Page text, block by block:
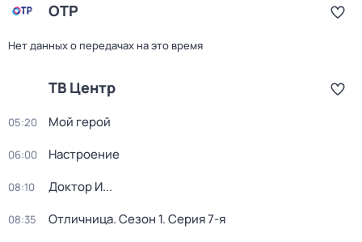
ОТР
Нет данных о передачах на это время
ТВ Центр
05:20 Мой герой
06:00 Настроение
08:10 Доктор И...
08:35 Отличница. Сезон 1. Серия 7-я